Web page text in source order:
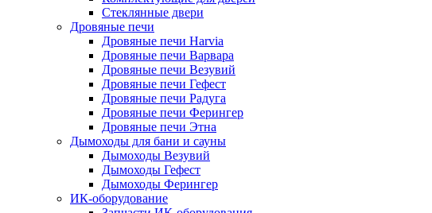
Стеклянные двери
Дровяные печи
Дровяные печи Harvia
Дровяные печи Варвара
Дровяные печи Везувий
Дровяные печи Гефест
Дровяные печи Радуга
Дровяные печи Ферингер
Дровяные печи Этна
Дымоходы для бани и сауны
Дымоходы Везувий
Дымоходы Гефест
Дымоходы Ферингер
ИК-оборудование